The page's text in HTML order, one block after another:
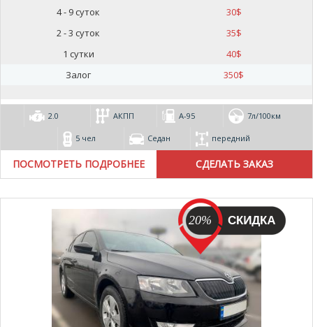
4 - 9 суток
30$
2 - 3 суток
35$
1 сутки
40$
Залог
350$
2.0 АКПП А-95 7л/100км
5 чел Седан передний
ПОСМОТРЕТЬ ПОДРОБНЕЕ
20%